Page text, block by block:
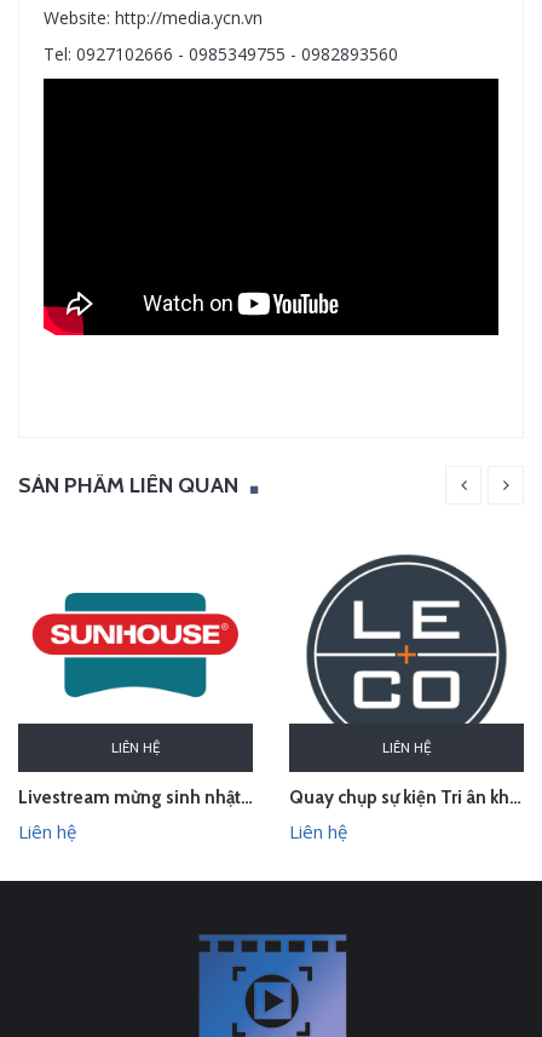
Website: http://media.ycn.vn
Tel: 0927102666 - 0985349755 - 0982893560
SẢN PHẨM LIÊN QUAN
LIÊN HỆ
Livestream mừng sinh nhật Sunhouse
Liên hệ
LIÊN HỆ
Quay chụp sự kiện Tri ân khách hàng Le & Co Estate Agents
Liên hệ